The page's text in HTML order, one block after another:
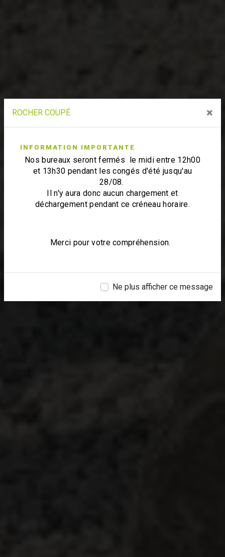
ROCHER COUPÉ ×
INFORMATION IMPORTANTE
Nos bureaux seront fermés le midi entre 12h00
et 13h30 pendant les congés d'été jusqu'au
28/08.
Il n'y aura donc aucun chargement et
déchargement pendant ce créneau horaire.
Merci pour votre compréhension.
Ne plus afficher ce message